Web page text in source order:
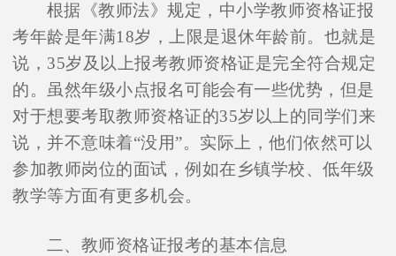
根据《教师法》规定，中小学教师资格证报
考年龄是年满18岁，上限是退休年龄前。也就是
说，35岁及以上报考教师资格证是完全符合规定
的。虽然年级小点报名可能会有一些优势，但是
对于想要考取教师资格证的35岁以上的同学们来
说，并不意味着“没用”。实际上，他们依然可以
参加教师岗位的面试，例如在乡镇学校、低年级
教学等方面有更多机会。
二、教师资格证报考的基本信息